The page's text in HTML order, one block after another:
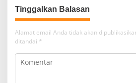
Tinggalkan Balasan
Alamat email Anda tidak akan
ditandai *